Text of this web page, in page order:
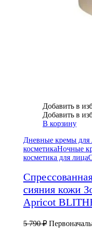
Добавить в
Добавить в
В корзину
Дневные кремы для
косметикаНочные
косметика для лица
сияния кожи
Apricot
5 790₽